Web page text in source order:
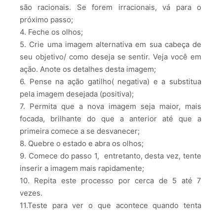
são racionais. Se forem irracionais, vá para o
próximo passo;
4. Feche os olhos;
5. Crie uma imagem alternativa em sua cabeça de
seu objetivo/ como deseja se sentir. Veja você em
ação. Anote os detalhes desta imagem;
6. Pense na ação gatilho( negativa) e a substitua
pela imagem desejada (positiva);
7. Permita que a nova imagem seja maior, mais
focada, brilhante do que a anterior até que a
primeira comece a se desvanecer;
8. Quebre o estado e abra os olhos;
9. Comece do passo 1, entretanto, desta vez, tente
inserir a imagem mais rapidamente;
10. Repita este processo por cerca de 5 até 7
vezes.
11.Teste para ver o que acontece quando tenta